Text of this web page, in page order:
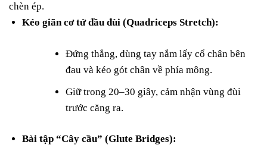
chèn ép.
Kéo giãn cơ tứ đầu đùi (Quadriceps Stretch):
Đứng thẳng, dùng tay nắm lấy cổ chân bên
đau và kéo gót chân về phía mông.
Giữ trong 20–30 giây, cảm nhận vùng đùi
trước căng ra.
Bài tập “Cây cầu” (Glute Bridges):